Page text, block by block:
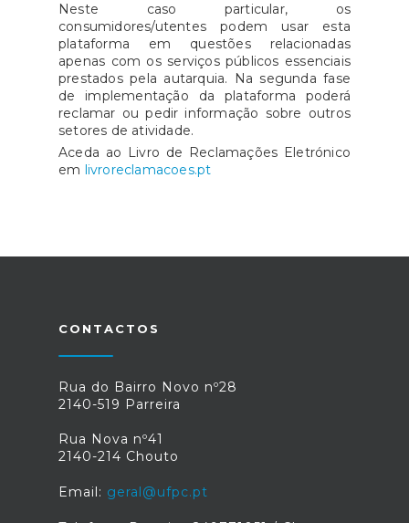
Neste caso particular, os
consumidores/utentes podem usar esta
plataforma em questões relacionadas
apenas com os serviços públicos essenciais
prestados pela autarquia. Na segunda fase
de implementação da plataforma poderá
reclamar ou pedir informação sobre outros
setores de atividade.
Aceda ao Livro de Reclamações Eletrónico
em livroreclamacoes.pt
CONTACTOS
Rua do Bairro Novo nº28
2140-519 Parreira
Rua Nova nº41
2140-214 Chouto
Email: geral@ufpc.pt